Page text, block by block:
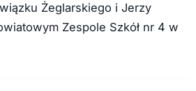
Żeglarskiego i Jerzy
Zespole Szkół nr 4 w